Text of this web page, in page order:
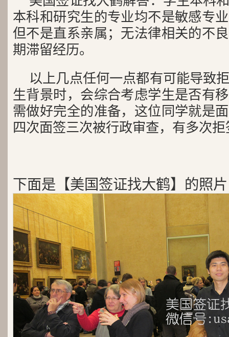
本科和研究生的专业均不是敏感专
但不是直系亲属；无法律相关的不
期滞留经历。
以上几点任何一点都有可能导致
生背景时，会综合考虑学生是否有
需做好完全的准备，这位同学就是
四次面签三次被行政审查，有多次
下面是【美国签证找大鹤】的照片